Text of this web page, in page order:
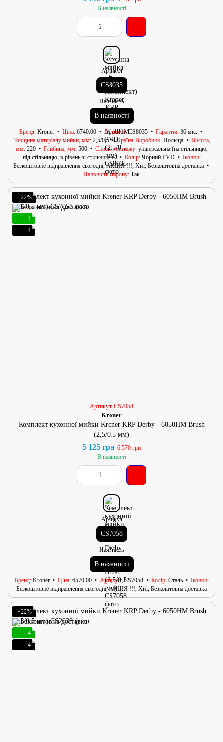
В наявності
Артикул
CS8035
Наявність
В наявності
Бренд Kroner Ціна 6740.00 Артикул CS8035 Гарантія 36 міс.
Товщина матеріалу мийки, мм 2,5/0,5 Країна-Виробник Польща
Висота,
мм 220 Глибина, мм 500 Спосіб монтажу універсальна (на стільницю,
під стільницю, в рівень зі стільницею)
Колір Чорний PVD
Іконки
Безкоштовне відправлення сьогодні, АКЦІЯ !!!, Хит, Безкоштовна доставка
Наявність сифону Так
−22%
4
4
Артикул: CS7058
Kroner
Комплект кухонної мийки Kroner KRP Derby - 6050HM Brush
(2,5/0,5 мм)
5 125 грн 6 570 грн
В наявності
Артикул
CS7058
Наявність
В наявності
Бренд Kroner Ціна 6570.00 Артикул CS7058 Колір Сталь
Іконки
Безкоштовне відправлення сьогодні, АКЦІЯ !!!, Хит, Безкоштовна доставка
−22%
4
4